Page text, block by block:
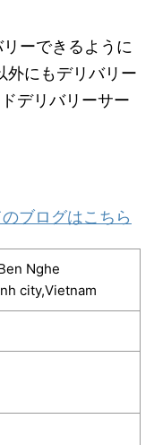
ーできるように
外にもデリバリー
デリバリーサー
ブログはこちら
Nghe
city,Vietnam